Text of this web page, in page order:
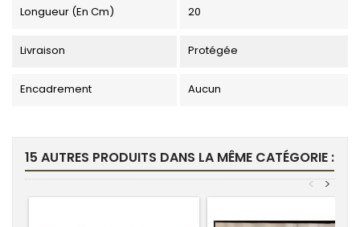
Longueur (en Cm) 20
Livraison Protégée
Encadrement Aucun
15 AUTRES PRODUITS DANS LA MÊME CATÉGORIE :
>
<